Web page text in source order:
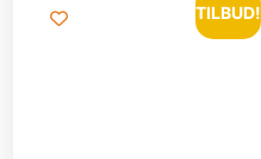
TILBUD!